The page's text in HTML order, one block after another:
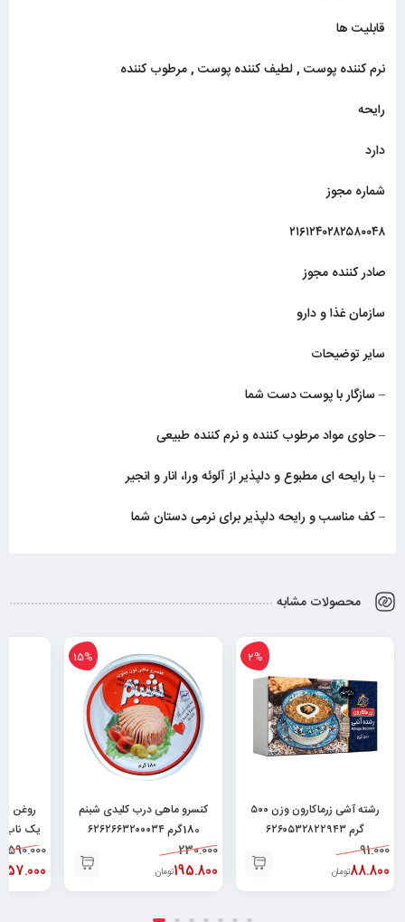
قابلیت ها
نرم کننده پوست , لطیف کننده پوست , مرطوب کننده
رایحه
دارد
شماره مجوز
۲۱۶۱۲۴۰۲۸۲۵۸۰۰۴۸
صادر کننده مجوز
سازمان غذا و دارو
سایر توضیحات
– سازگار با پوست دست شما
– حاوی مواد مرطوب کننده و نرم کننده طبیعی
– با رایحه ای مطبوع و دلپذیر از آلوئه ورا، انار و انجیر
– کف مناسب و رایحه دلپذیر برای نرمی دستان شما
محصولات مشابه
2%
رشته آشی زرماکارون وزن ۵۰۰
گرم ۶۲۶۰۵۳۲۸۲۲۹۴۳
91.000
88.800تومان
15%
کنسرو ماهی درب کلیدی شبنم
180گرم ۶۲۶۲۶۶۳۲۰۰۰۳۴
230.000
195.800تومان
روغن
یک ناب-۱ لیتر ۶۲۶۰۴۷۷۹۰۰۱۸۸
1.590.000